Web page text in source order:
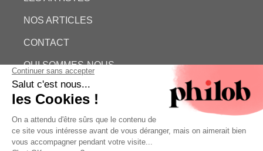
NOS ARTICLES
CONTACT
QUI SOMMES-NOUS
ESTIMATION GRATUITE
PHILOB